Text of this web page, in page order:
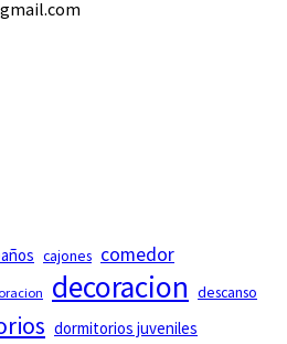
cajones comedor
decoracion descanso
dormitorios juveniles